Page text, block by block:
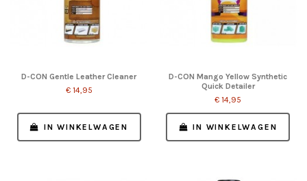
D-CON Gentle Leather Cleaner
€ 14,95
IN WINKELWAGEN
D-CON Mango Yellow Synthetic
Quick Detailer
€ 14,95
IN WINKELWAGEN